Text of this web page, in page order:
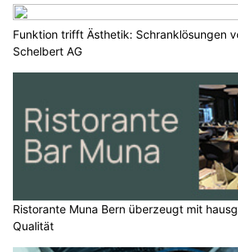
Funktion trifft Ästhetik: Schranklösungen
Schelbert AG
Ristorante Muna Bern überzeugt mit
Qualität